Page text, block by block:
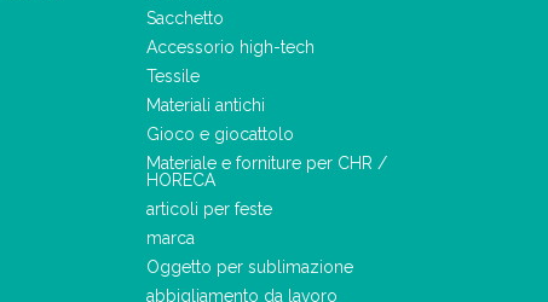
Sacchetto
Accessorio high-tech
Tessile
Materiali antichi
Gioco e giocattolo
Materiale e forniture per CHR /
HORECA
articoli per feste
marca
Oggetto per sublimazione
abbigliamento da lavoro